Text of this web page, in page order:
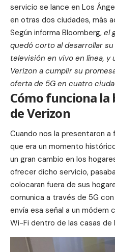
servicio se lance en Los
en otras dos ciudades, más
Según informa Bloomberg, el
quedó corto al desarrollar
televisión en vivo en línea, y
Verizon a cumplir su
oferta de 5G en cuatro
Cómo funciona la
de Verizon
Cuando nos la presentaron a
que era un momento
un gran cambio en los
ofrecer dicho servicio,
colocaran fuera de sus
comunica a través de 5G
envía esa señal a un módem
Wi-Fi dentro de las casas de